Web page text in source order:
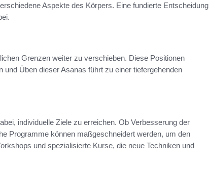
Aspekte des Körpers. Eine fundierte Entscheidung
Grenzen weiter zu verschieben. Diese Positionen
Üben dieser Asanas führt zu einer tiefergehenden
individuelle Ziele zu erreichen. Ob Verbesserung der
Programme können maßgeschneidert werden, um den
und spezialisierte Kurse, die neue Techniken und